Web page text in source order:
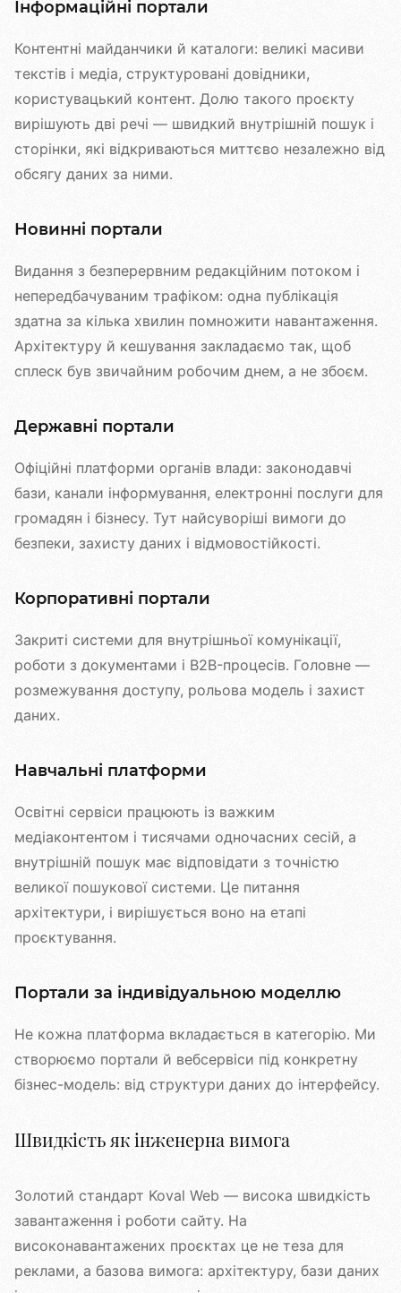
Інформаційні портали
Контентні майданчики й каталоги: великі масиви
текстів і медіа, структуровані довідники,
користувацький контент. Долю такого проєкту
вирішують дві речі — швидкий внутрішній пошук і
сторінки, які відкриваються миттєво незалежно від
обсягу даних за ними.
Новинні портали
Видання з безперервним редакційним потоком і
непередбачуваним трафіком: одна публікація
здатна за кілька хвилин помножити навантаження.
Архітектуру й кешування закладаємо так, щоб
сплеск був звичайним робочим днем, а не збоєм.
Державні портали
Офіційні платформи органів влади: законодавчі
бази, канали інформування, електронні послуги для
громадян і бізнесу. Тут найсуворіші вимоги до
безпеки, захисту даних і відмовостійкості.
Корпоративні портали
Закриті системи для внутрішньої комунікації,
роботи з документами і B2B-процесів. Головне —
розмежування доступу, рольова модель і захист
даних.
Навчальні платформи
Освітні сервіси працюють із важким
медіаконтентом і тисячами одночасних сесій, а
внутрішній пошук має відповідати з точністю
великої пошукової системи. Це питання
архітектури, і вирішується воно на етапі
проєктування.
Портали за індивідуальною моделлю
Не кожна платформа вкладається в категорію. Ми
створюємо портали й вебсервіси під конкретну
бізнес-модель: від структури даних до інтерфейсу.
Швидкість як інженерна вимога
Золотий стандарт Koval Web — висока швидкість
завантаження і роботи сайту. На
високонавантажених проєктах це не теза для
реклами, а базова вимога: архітектуру, бази даних